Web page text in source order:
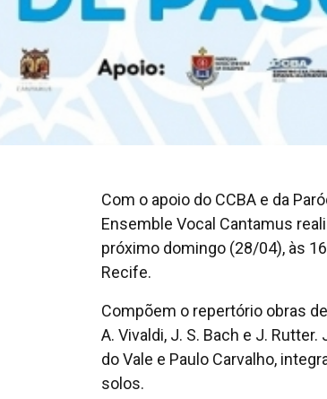
Com o apoio do CCBA e da
Ensemble Vocal Cantamus
próximo domingo (28/04), às
Recife.
Compõem o repertório obras
A. Vivaldi, J. S. Bach e J.
do Vale e Paulo Carvalho,
solos.